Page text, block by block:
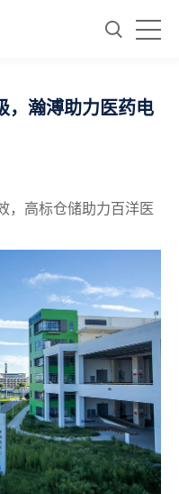
，瀚溥助力医药电
，高标仓储助力百洋医